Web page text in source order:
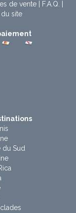
de vente| F.A.Q.
du site
du Sud